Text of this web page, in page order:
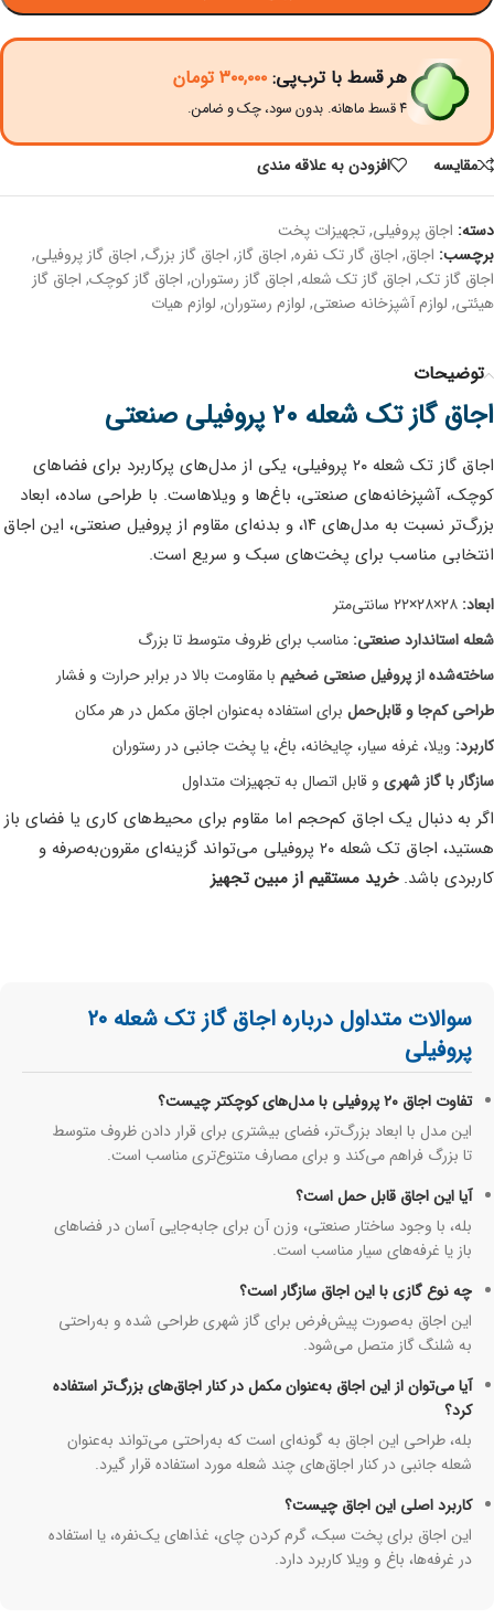
هر قسط با ترب‌پی: ۳۰۰,۰۰۰ تومان
۴ قسط ماهانه. بدون سود، چک و ضامن.
مقايسه افزودن به علاقه مندی
دسته: اجاق پروفیلی,تجهیزات پخت
برچسب: اجاق, اجاق گار تک نفره, اجاق گاز, اجاق گاز بزرگ, اجاق گاز پروفیلی,
اجاق گاز تک, اجاق گاز تک شعله, اجاق گاز رستوران, اجاق گاز کوچک, اجاق گاز
هیئتی, لوازم آشپزخانه صنعتی, لوازم رستوران, لوازم هیات
توضیحات
اجاق گاز تک شعله ۲۰ پروفیلی صنعتی
اجاق گاز تک شعله ۲۰ پروفیلی، یکی از مدل‌های پرکاربرد برای فضاهای
کوچک، آشپزخانه‌های صنعتی، باغ‌ها و ویلاهاست. با طراحی ساده، ابعاد
بزرگ‌تر نسبت به مدل‌های ۱۴، و بدنه‌ای مقاوم از پروفیل صنعتی، این اجاق
انتخابی مناسب برای پخت‌های سبک و سریع است.
ابعاد:
شعله استاندارد صنعتی: مناسب برای ظروف متوسط تا بزرگ
ساخته‌شده از پروفیل صنعتی ضخیم با مقاومت بالا در برابر حرارت و فشار
طراحی کم‌جا و قابل‌حمل برای استفاده به‌عنوان اجاق مکمل در هر مکان
کاربرد: ویلا، غرفه سیار، چایخانه، باغ، یا پخت جانبی در رستوران
سازگار با گاز شهری و قابل اتصال به تجهیزات متداول
اگر به دنبال یک اجاق کم‌حجم اما مقاوم برای محیط‌های کاری یا فضای باز
هستید، اجاق تک شعله ۲۰ پروفیلی می‌تواند گزینه‌ای مقرون‌به‌صرفه و
کاربردی باشد.خرید مستقیم از مبین تجهیز
سوالات متداول درباره اجاق گاز تک شعله ۲۰
پروفیلی
تفاوت اجاق ۲۰ پروفیلی با مدل‌های کوچکتر چیست؟
این مدل با ابعاد بزرگ‌تر، فضای بیشتری برای قرار دادن ظروف متوسط
تا بزرگ فراهم می‌کند و برای مصارف متنوع‌تری مناسب است.
آیا این اجاق قابل حمل است؟
بله، با وجود ساختار صنعتی، وزن آن برای جابه‌جایی آسان در فضاهای
باز یا غرفه‌های سیار مناسب است.
چه نوع گازی با این اجاق سازگار است؟
این اجاق به‌صورت پیش‌فرض برای گاز شهری طراحی شده و به‌راحتی
به شلنگ گاز متصل می‌شود.
آیا می‌توان از این اجاق به‌عنوان مکمل در کنار اجاق‌های بزرگ‌تر استفاده
کرد؟
بله، طراحی این اجاق به گونه‌ای است که به‌راحتی می‌تواند به‌عنوان
شعله جانبی در کنار اجاق‌های چند شعله مورد استفاده قرار گیرد.
کاربرد اصلی این اجاق چیست؟
این اجاق برای پخت سبک، گرم کردن چای، غذاهای یک‌نفره، یا استفاده
در غرفه‌ها، باغ و ویلا کاربرد دارد.